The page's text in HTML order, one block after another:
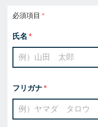
必須項目
氏名
フリガナ